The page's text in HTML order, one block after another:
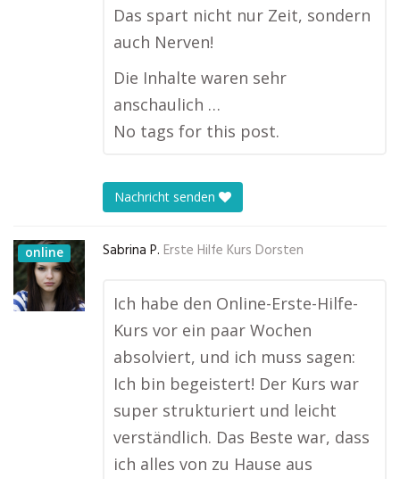
Das spart nicht nur Zeit, sondern
auch Nerven!
Die Inhalte waren sehr
anschaulich …
No tags for this post.
Nachricht senden
online Sabrina P. Erste Hilfe Kurs Dorsten
Ich habe den Online-Erste-Hilfe-
Kurs vor ein paar Wochen
absolviert, und ich muss sagen:
Ich bin begeistert! Der Kurs war
super strukturiert und leicht
verständlich. Das Beste war, dass
ich alles von zu Hause aus